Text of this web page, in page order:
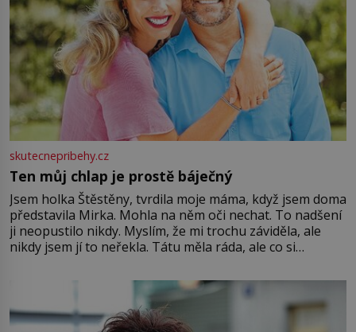
skutecnepribehy.cz
Ten můj chlap je prostě báječný
Jsem holka Štěstěny, tvrdila moje máma, když jsem doma
představila Mirka. Mohla na něm oči nechat. To nadšení
ji neopustilo nikdy. Myslím, že mi trochu záviděla, ale
nikdy jsem jí to neřekla. Tátu měla ráda, ale co si
Jsme spolu moc rádi Tehdy byla jiná doba, když